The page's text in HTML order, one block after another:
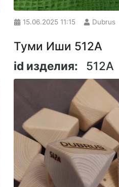
15.06.2025 11:15 Dubrus
Туми Иши 512A
id изделия:
512A